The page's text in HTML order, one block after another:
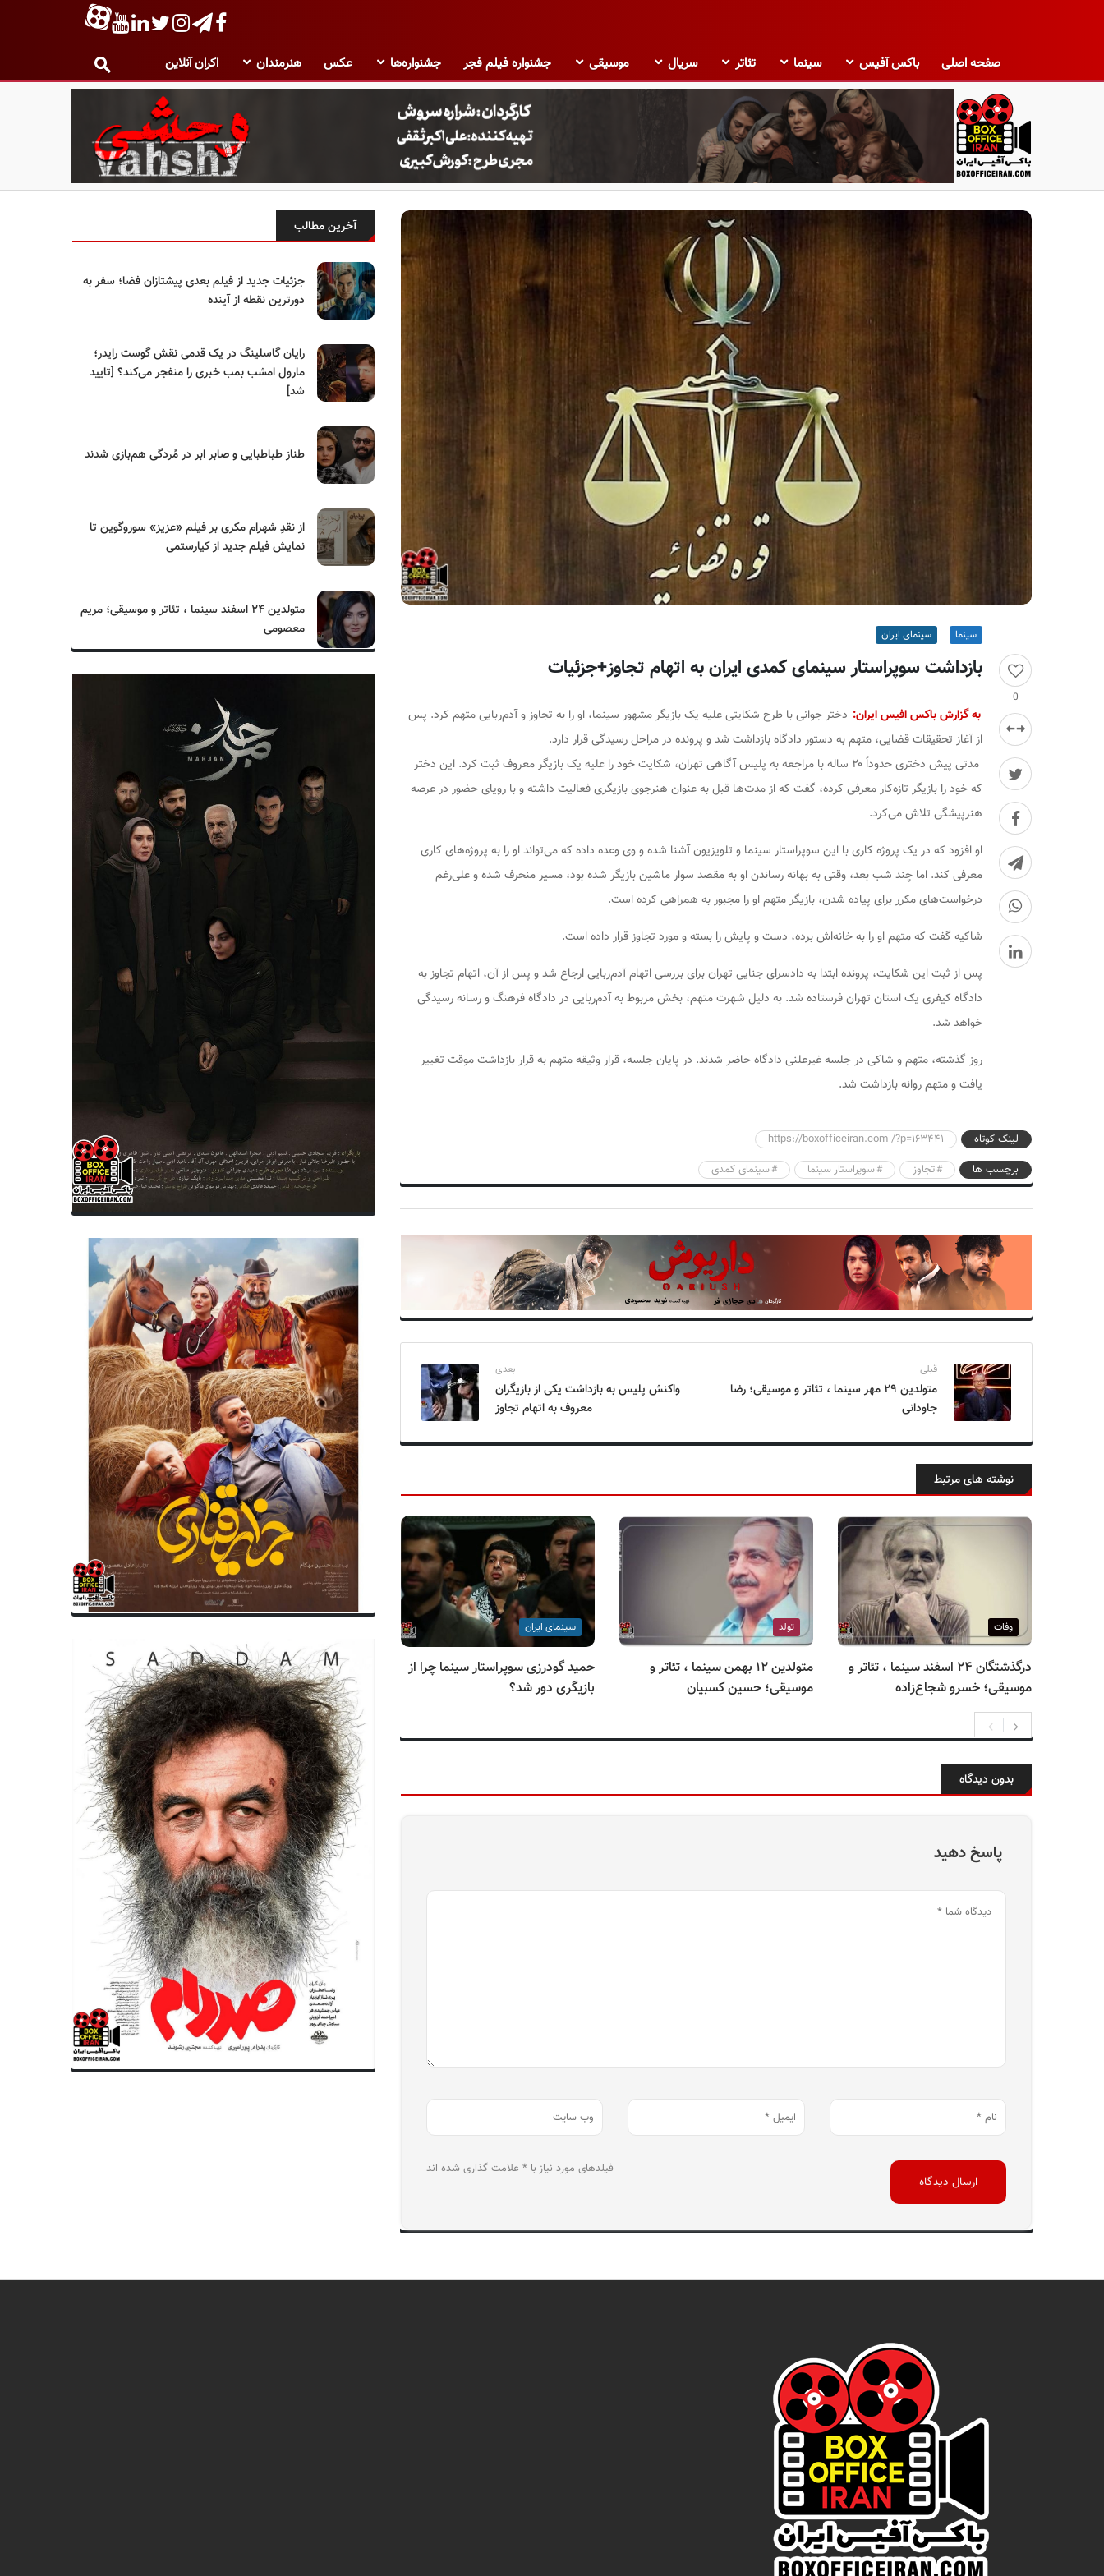
صفحه اصلی باکس آفیس سینما تئاتر سریال موسیقی جشنواره فیلم فجر جشنواره‌ها عکس هنرمندان اکران آنلاین
ب
ک
0
سینما سینمای ایران
بازداشت سوپراستار سینمای کمدی ایران به اتهام تجاوز+جزئیات
به گزارش باکس افیس ایران: دختر جوانی با طرح شکایتی علیه یک بازیگر مشهور سینما، او را به تجاوز و آدم‌ربایی متهم کرد. پس
از آغاز تحقیقات قضایی، متهم به دستور دادگاه بازداشت شد و پرونده در مراحل رسیدگی قرار دارد.
مدتی پیش دختری حدوداً ۲۰ ساله با مراجعه به پلیس آگاهی تهران، شکایت خود را علیه یک بازیگر معروف ثبت کرد. این دختر
که خود را بازیگر تازه‌کار معرفی کرده، گفت که از مدت‌ها قبل به عنوان هنرجوی بازیگری فعالیت داشته و با رویای حضور در عرصه
هنرپیشگی تلاش می‌کرد.
او افزود که در یک پروژه کاری با این سوپراستار سینما و تلویزیون آشنا شده و وی وعده داده که می‌تواند او را به پروژه‌های کاری
معرفی کند. اما چند شب بعد، وقتی به بهانه رساندن او به مقصد سوار ماشین بازیگر شده بود، مسیر منحرف شده و علی‌رغم
درخواست‌های مکرر برای پیاده شدن، بازیگر متهم او را مجبور به همراهی کرده است.
شاکیه گفت که متهم او را به خانه‌اش برده، دست و پایش را بسته و مورد تجاوز قرار داده است.
پس از ثبت این شکایت، پرونده ابتدا به دادسرای جنایی تهران برای بررسی اتهام آدم‌ربایی ارجاع شد و پس از آن، اتهام تجاوز به
دادگاه کیفری یک استان تهران فرستاده شد. به دلیل شهرت متهم، بخش مربوط به آدم‌ربایی در دادگاه فرهنگ و رسانه رسیدگی
خواهد شد.
روز گذشته، متهم و شاکی در جلسه غیرعلنی دادگاه حاضر شدند. در پایان جلسه، قرار وثیقه متهم به قرار بازداشت موقت تغییر
یافت و متهم روانه بازداشت شد.
لینک کوتاه
https://boxofficeiran.com /?p=163441
برچسب ها
تجاوز سوپراستار سینما سینمای کمدی
قبلی
متولدین ۲۹ مهر سینما ، تئاتر و موسیقی؛ رضا
جاودانی
بعدی
واکنش پلیس به بازداشت یکی از بازیگران
معروف به اتهام تجاوز
نوشته های مرتبط
وفات
درگذشتگان ۲۴ اسفند سینما ، تئاتر و
موسیقی؛ خسرو شجاع‌زاده
تولد
متولدین ۱۲ بهمن سینما ، تئاتر و
موسیقی؛ حسین کسبیان
سینمای ایران
حمید گودرزی سوپراستار سینما چرا از
بازیگری دور شد؟
ژرار دوپاردیو به جرم تجاوز سرانجام به
دادگاه رفت
اکران «آخرین تانگو در پاریس»
دلیل صحنه تجاوز لغو شد
بدون دیدگاه
پاسخ دهید
فیلدهای مورد نیاز با * علامت گذاری شده اند
آخرین مطالب
جزئیات جدید از فیلم بعدی پیشتازان فضا؛ سفر به
دورترین نقطه از آینده
رایان گاسلینگ در یک قدمی نقش گوست رایدر؛
مارول امشب بمب خبری را منفجر می‌کند؟ [تایید
شد]
طناز طباطبایی و صابر ابر در مُردگی هم‌بازی شدند
از نقدِ شهرام مکری بر فیلم «عزیز» سوروگوین تا
نمایش فیلم جدید از کیارستمی
متولدین ۲۴ اسفند سینما ، تئاتر و موسیقی؛ مریم
معصومی